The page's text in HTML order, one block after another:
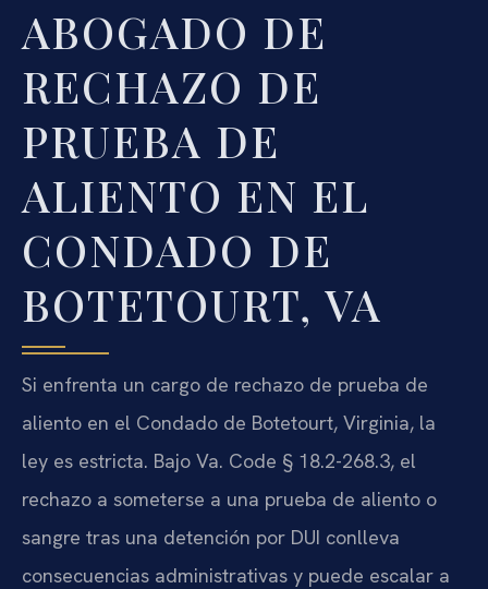
ABOGADO DE
RECHAZO DE
PRUEBA DE
ALIENTO EN EL
CONDADO DE
BOTETOURT, VA
Si enfrenta un cargo de rechazo de prueba de
aliento en el Condado de Botetourt, Virginia, la
ley es estricta. Bajo Va. Code § 18.2-268.3, el
rechazo a someterse a una prueba de aliento o
sangre tras una detención por DUI conlleva
consecuencias administrativas y puede escalar a